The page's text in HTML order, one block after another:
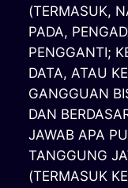
(TERMASUK,
PADA,
PENGGANTI;
DATA, ATAU
GANGGUAN
DAN
JAWAB APA
TANGGUNG
(TERMASUK